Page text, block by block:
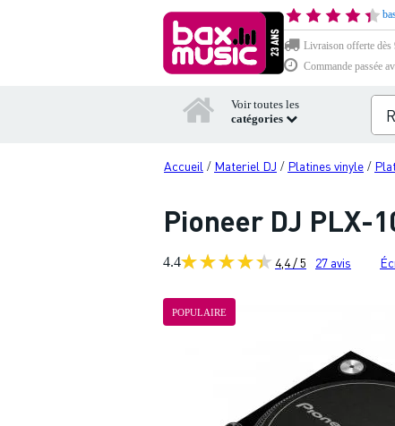
Livraison offerte dès
Commande passée
Voir toutes les
catégories
Accueil / Materiel DJ / Platines vinyle /
Pioneer DJ PLX-
4.4 4,4 / 5 27 avis
POPULAIRE